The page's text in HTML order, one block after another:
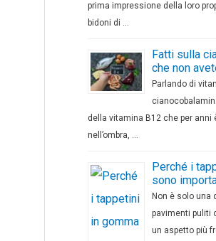
prima impressione della loro
bidoni di …
Fatti sulla
che non
Parlando di
della vitamina B12 che per anni
nell’ombra, …
Perché i
sono
Non è solo una
pavimenti puliti
un aspetto più